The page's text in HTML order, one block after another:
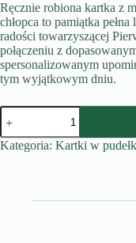
Ręcznie robiona kartka z
chłopca to pamiątka
radości towarzyszącej
połączeniu z
spersonalizowanym
tym wyjątkowym dniu.
ilość
Kartka
w
pudełku
Kategoria: Kartki w